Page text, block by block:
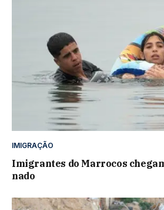
IMIGRAÇÃO
Imigrantes do Marrocos
nado